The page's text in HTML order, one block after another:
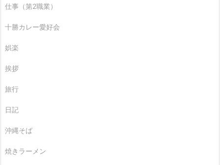
仕事（第2職業）
十勝カレー愛好会
娯楽
挨拶
旅行
日記
沖縄そば
焼きラーメン